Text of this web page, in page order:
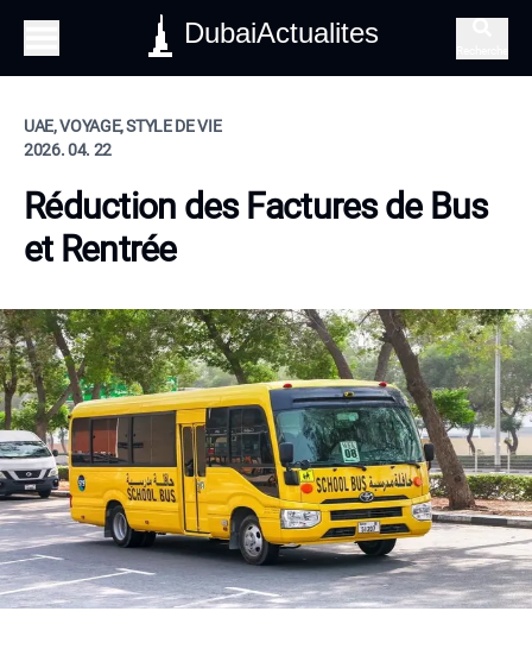
DubaiActualites
UAE, VOYAGE, STYLE DE VIE
2026. 04. 22
Réduction des Factures de Bus
et Rentrée